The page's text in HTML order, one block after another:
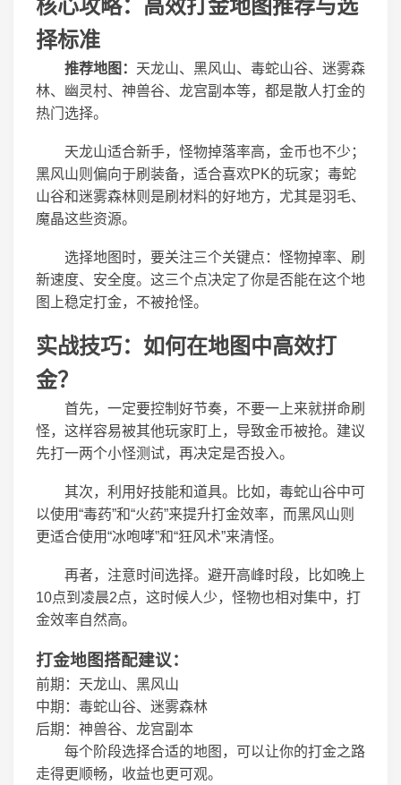
核心攻略：高效打金地图推荐与选
择标准
推荐地图： 天龙山、黑风山、毒蛇山谷、迷雾森
林、幽灵村、神兽谷、龙宫副本等，都是散人打金的
热门选择。
天龙山适合新手，怪物掉落率高，金币也不少；
黑风山则偏向于刷装备，适合喜欢PK的玩家；毒蛇
山谷和迷雾森林则是刷材料的好地方，尤其是羽毛、
魔晶这些资源。
选择地图时，要关注三个关键点：怪物掉率、刷
新速度、安全度。这三个点决定了你是否能在这个地
图上稳定打金，不被抢怪。
实战技巧：如何在地图中高效打
金？
首先，一定要控制好节奏，不要一上来就拼命刷
怪，这样容易被其他玩家盯上，导致金币被抢。建议
先打一两个小怪测试，再决定是否投入。
其次，利用好技能和道具。比如，毒蛇山谷中可
以使用“毒药”和“火药”来提升打金效率，而黑风山则
更适合使用“冰咆哮”和“狂风术”来清怪。
再者，注意时间选择。避开高峰时段，比如晚上
10点到凌晨2点，这时候人少，怪物也相对集中，打
金效率自然高。
打金地图搭配建议：
前期：天龙山、黑风山
中期：毒蛇山谷、迷雾森林
后期：神兽谷、龙宫副本
每个阶段选择合适的地图，可以让你的打金之路
走得更顺畅，收益也更可观。